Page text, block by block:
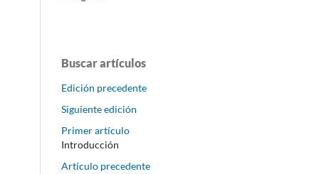
Buscar artículos
Edición precedente
Siguiente edición
Primer artículo
Introducción
Artículo precedente